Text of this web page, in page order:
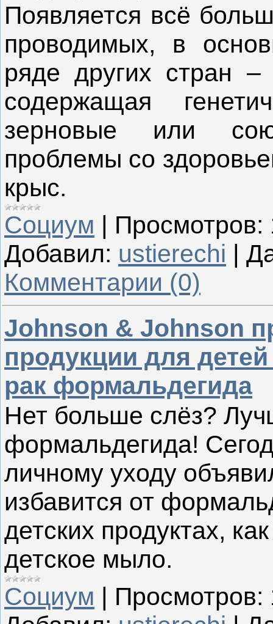
Появляется всё
проводимых, в
ряде других стран
содержащая
зерновые или
проблемы со
крыс.
Социум | Просмотров:
Добавил: ustierechi |
Комментарии (0)
Johnson & Johnson
продукции для
рак формальдегида
Нет больше слёз?
формальдегида!
личному уходу
избавится от
детских продуктах,
детское мыло.
Социум | Просмотров: